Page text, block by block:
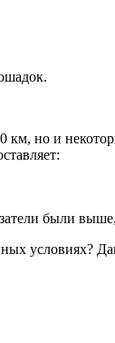
км, но и
были
условиях?